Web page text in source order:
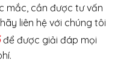
mắc, cần được tư vấn
liên hệ với chúng tôi
để được giải đáp mọi